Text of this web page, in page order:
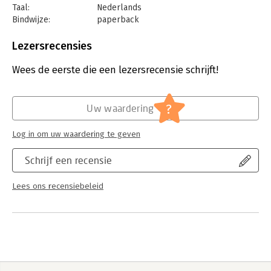
Taal:
Nederlands
Bindwijze:
paperback
Uitgever:
Verschijningsdatum:
20-5-2026
Lezersrecensies
Wees de eerste die een lezersrecensie schrijft!
Schrijf een recensie
Lees ons recensiebeleid
Uw waardering ?
Log in om uw waardering te geven